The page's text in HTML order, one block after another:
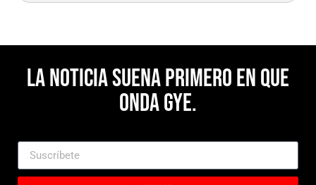
La noticia suena primero en Que
Onda Gye.